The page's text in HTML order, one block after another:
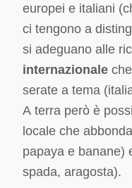
europei e italiani
ci tengono a
si adeguano alle
internazionale
serate a tema
A terra però è
locale che
papaya e banane)
spada, aragosta).